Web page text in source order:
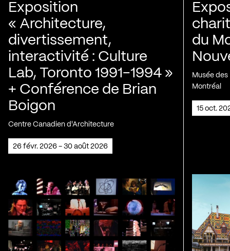
Exposition
« Architecture,
divertissement,
interactivité : Culture
Lab, Toronto 1991-1994 »
+ Conférence de Brian
Boigon
Centre Canadien d'Architecture
26 févr. 2026 - 30 août 2026
du
Musée
Montréal
15 oct.